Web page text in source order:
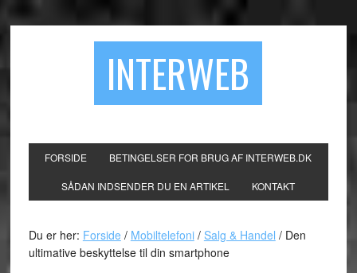
INTERWEB
FORSIDE BETINGELSER FOR BRUG AF INTERWEB.DK
SÅDAN INDSENDER DU EN ARTIKEL KONTAKT
Du er her: Forside / Mobiltelefoni / Salg & Handel /Den
ultimative beskyttelse til din smartphone